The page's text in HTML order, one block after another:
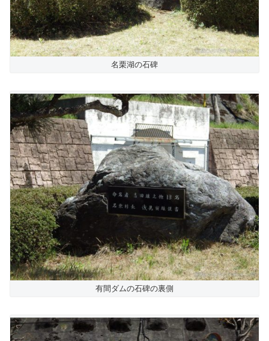
名栗湖の石碑
有間ダムの石碑の裏側